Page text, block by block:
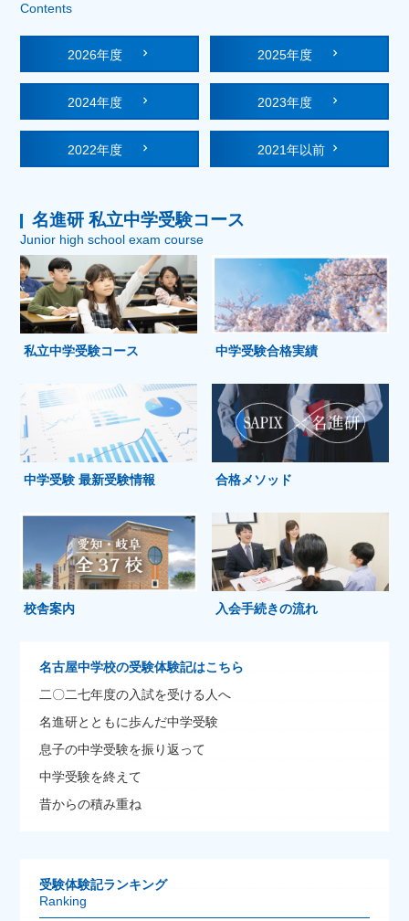
Contents
2026年度 2025年度
2024年度 2023年度
2022年度 2021年以前
名進研 私立中学受験コース
Junior high school exam course
私立中学受験コース 中学受験合格実績
中学受験 最新受験情報 合格メソッド
校舎案内 入会手続きの流れ
名古屋中学校の受験体験記はこちら
二〇二七年度の入試を受ける人へ
名進研とともに歩んだ中学受験
息子の中学受験を振り返って
中学受験を終えて
昔からの積み重ね
受験体験記ランキング
Ranking